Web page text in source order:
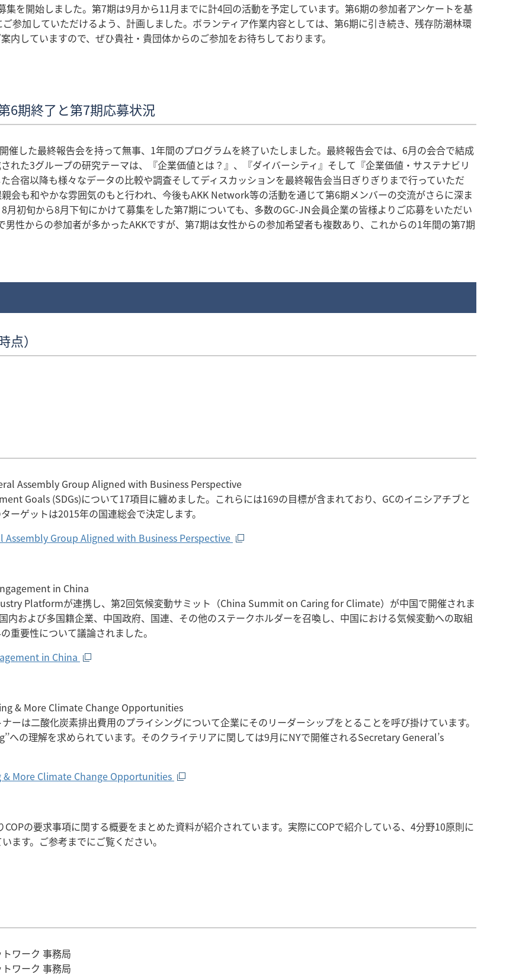
を開始しました。第7期は9月から11月までに計4回の活動を予定しています。第6期の参加者アンケートを基
参加していただけるよう、計画しました。ボランティア作業内容としては、第6期に引き続き、残存防潮林環
していますので、ぜひ貴社・貴団体からのご参加をお待ちしております。
6期終了と第7期応募状況
催した最終報告会を持って無事、1年間のプログラムを終了いたしました。最終報告会では、6月の会合で結成
れた3グループの研究テーマは、『企業価値とは？』、『ダイバーシティ』そして『企業価値・サステナビリ
合宿以降も様々なデータの比較や調査そしてディスカッションを最終報告会当日ぎりぎりまで行っていただ
会も和やかな雰囲気のもと行われ、今後もAKK Network等の活動を通じて第6期メンバーの交流がさらに深ま
初旬から8月下旬にかけて募集をした第7期についても、多数のGC-JN会員企業の皆様よりご応募をいただい
性からの参加者が多かったAKKですが、第7期は女性からの参加希望者も複数あり、これからの1年間の第7期
）
Assembly Group Aligned with Business Perspective
Goals (SDGs)について17項目に纏めました。これらには169の目標が含まれており、GCのイニシアチブと
ーゲットは2015年の国連総会で決定します。
Group Aligned with Business Perspective
in China
Platformが連携し、第2回気候変動サミット（China Summit on Caring for Climate）が中国で開催されま
および多国籍企業、中国政府、国連、その他のステークホルダーを召喚し、中国における気候変動への取組
重要性について議論されました。
in China
& More Climate Change Opportunities
ーは二酸化炭素排出費用のプライシングについて企業にそのリーダーシップをとることを呼び掛けています。
への理解を求められています。そのクライテリアに関しては9月にNYで開催されるSecretary General’s
More Climate Change Opportunities
の要求事項に関する概要をまとめた資料が紹介されています。実際にCOPで紹介している、4分野10原則に
ます。ご参考までにご覧ください。
ワーク 事務局
ワーク 事務局